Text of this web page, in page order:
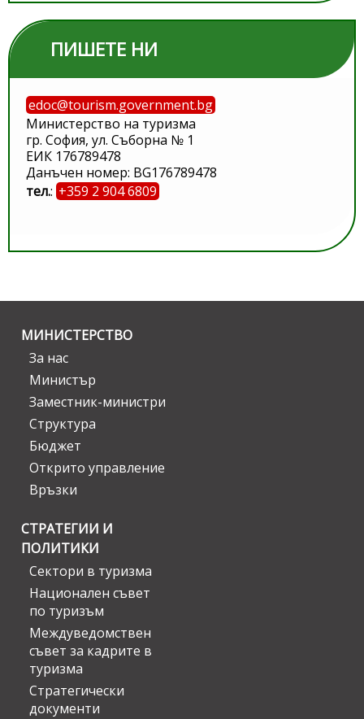
ПИШЕТЕ НИ
edoc@tourism.government.bg
Министерство на туризма
гр. София, ул. Съборна № 1
ЕИК 176789478
Данъчен номер: BG176789478
тел.: +359 2 904 6809
МИНИСТЕРСТВО
За нас
Министър
Заместник-министри
Структура
Бюджет
Открито управление
Връзки
СТРАТЕГИИ И
ПОЛИТИКИ
Сектори в туризма
Национален съвет
по туризъм
Междуведомствен
съвет за кадрите в
туризма
Стратегически
документи